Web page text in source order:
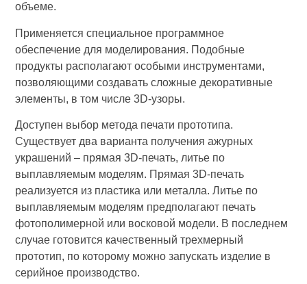
объеме.
Применяется специальное программное
обеспечение для моделирования. Подобные
продукты располагают особыми инструментами,
позволяющими создавать сложные декоративные
элементы, в том числе 3D-узоры.
Доступен выбор метода печати прототипа.
Существует два варианта получения ажурных
украшений – прямая 3D-печать, литье по
выплавляемым моделям. Прямая 3D-печать
реализуется из пластика или металла. Литье по
выплавляемым моделям предполагают печать
фотополимерной или восковой модели. В последнем
случае готовится качественный трехмерный
прототип, по которому можно запускать изделие в
серийное производство.